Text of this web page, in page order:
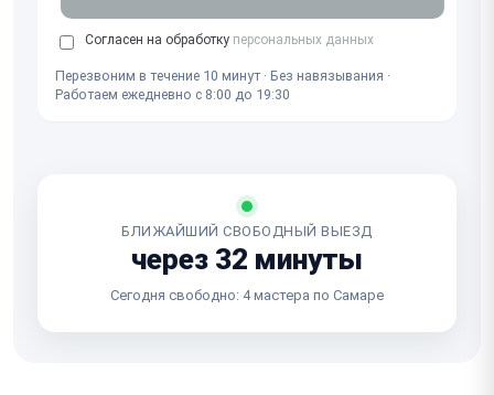
Согласен на обработку персональных данных
Перезвоним в течение 10 минут · Без навязывания ·
Работаем ежедневно с 8:00 до 19:30
БЛИЖАЙШИЙ СВОБОДНЫЙ ВЫЕЗД
через 32 минуты
Сегодня свободно: 4 мастера по Самаре